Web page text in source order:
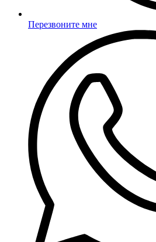
Перезвоните мне